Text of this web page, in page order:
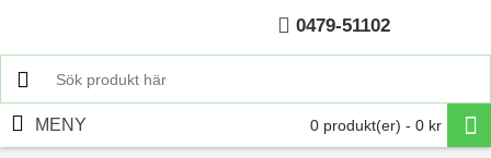
0479-51102
0 produkt(er) - 0 kr
MENY